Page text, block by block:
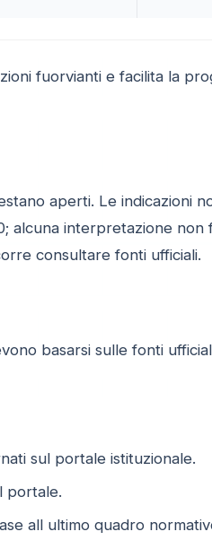
fuorvianti e facilita la
aperti. Le indicazioni
alcuna interpretazione non
consultare fonti ufficiali.
basarsi sulle fonti
sul portale istituzionale.
portale.
all ultimo quadro